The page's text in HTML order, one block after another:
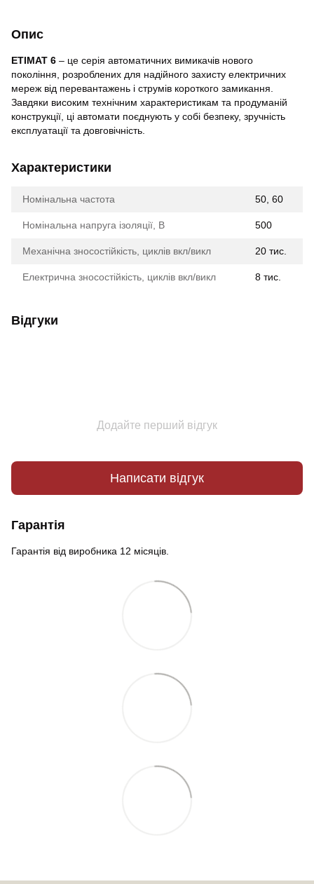
Опис
ETIMAT 6 – це серія автоматичних вимикачів нового
покоління, розроблених для надійного захисту електричних
мереж від перевантажень і струмів короткого замикання.
Завдяки високим технічним характеристикам та продуманій
конструкції, ці автомати поєднують у собі безпеку, зручність
експлуатації та довговічність.
Характеристики
Номінальна частота 50, 60
Номінальна напруга ізоляції, В 500
Механічна зносостійкість, циклів вкл/викл 20 тис.
Електрична зносостійкість, циклів вкл/викл 8 тис.
Відгуки
Додайте перший відгук
Написати відгук
Гарантія
Гарантія від виробника 12 місяців.